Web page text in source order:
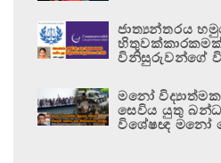
ජාත්‍යන්තරය
විනිසුරුවන්ගේ
මනෝ
සෙවිය යුතු
විශේෂඥ මනෝ